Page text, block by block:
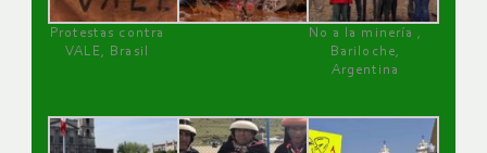
Protestas contra
VALE, Brasil
No a la minería ,
Bariloche,
Argentina